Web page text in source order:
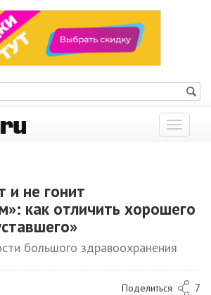
Показать
меню
и не гонит
как отличить хорошего
большого здравоохранения
Поделиться 7